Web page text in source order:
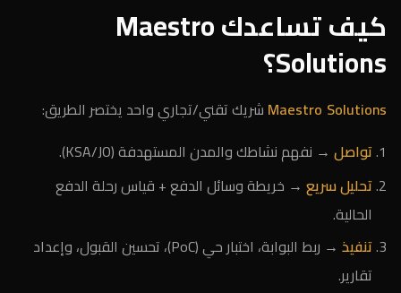
كيف تساعدك Maestro
Solutions؟
Maestro Solutions شريك تقني/تجاري واحد يختصر الطريق:
تواصل → نفهم نشاطك والمدن المستهدفة (KSA/JO).
تحليل سريع → خريطة وسائل الدفع + قياس رحلة الدفع
الحالية.
تنفيذ
→ ربط البوابة، اختبار حي (PoC)، تحسين القبول، وإعداد
تقارير.